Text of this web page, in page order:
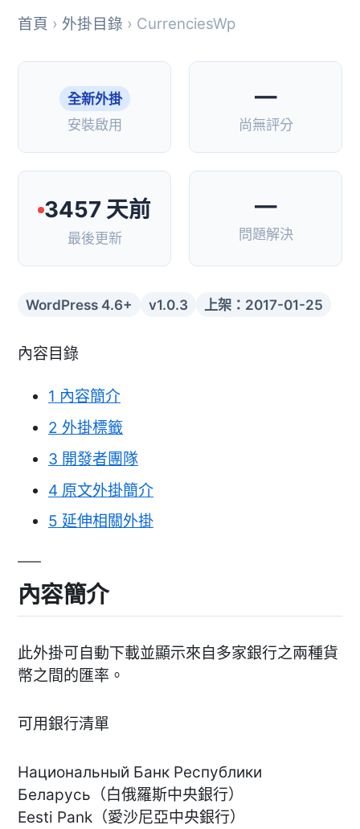
首頁 › 外掛目錄 › CurrenciesWp
全新外掛
安裝啟用
—
尚無評分
3457 天前
最後更新
—
問題解決
WordPress 4.6+ v1.0.3 上架：2017-01-25
內容目錄
1 內容簡介
2 外掛標籤
3 開發者團隊
4 原文外掛簡介
5 延伸相關外掛
內容簡介
此外掛可自動下載並顯示來自多家銀行之兩種貨
幣之間的匯率。
可用銀行清單
Национальный Банк Республики
Беларусь（白俄羅斯中央銀行）
Eesti Pank（愛沙尼亞中央銀行）